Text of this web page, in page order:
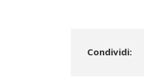
Condividi: